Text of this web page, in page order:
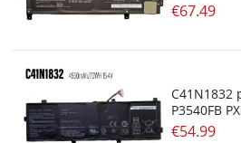
€67.49
C41N1832
P3540FB
€54.99